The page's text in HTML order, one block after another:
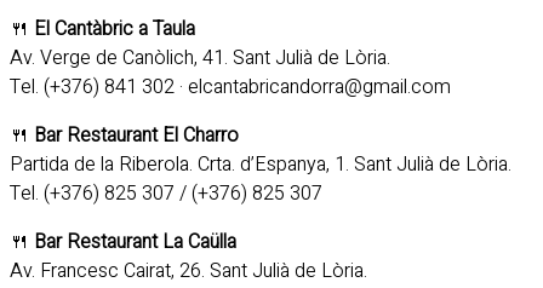
🍴 El Cantàbric a Taula
Av. Verge de Canòlich, 41. Sant Julià de Lòria.
Tel. (+376) 841 302 · elcantabricandorra@gmail.com
🍴 Bar Restaurant El Charro
Partida de la Riberola. Crta. d’Espanya, 1. Sant Julià de Lòria.
Tel. (+376) 825 307 / (+376) 825 307
🍴 Bar Restaurant La Caülla
Av. Francesc Cairat, 26. Sant Julià de Lòria.